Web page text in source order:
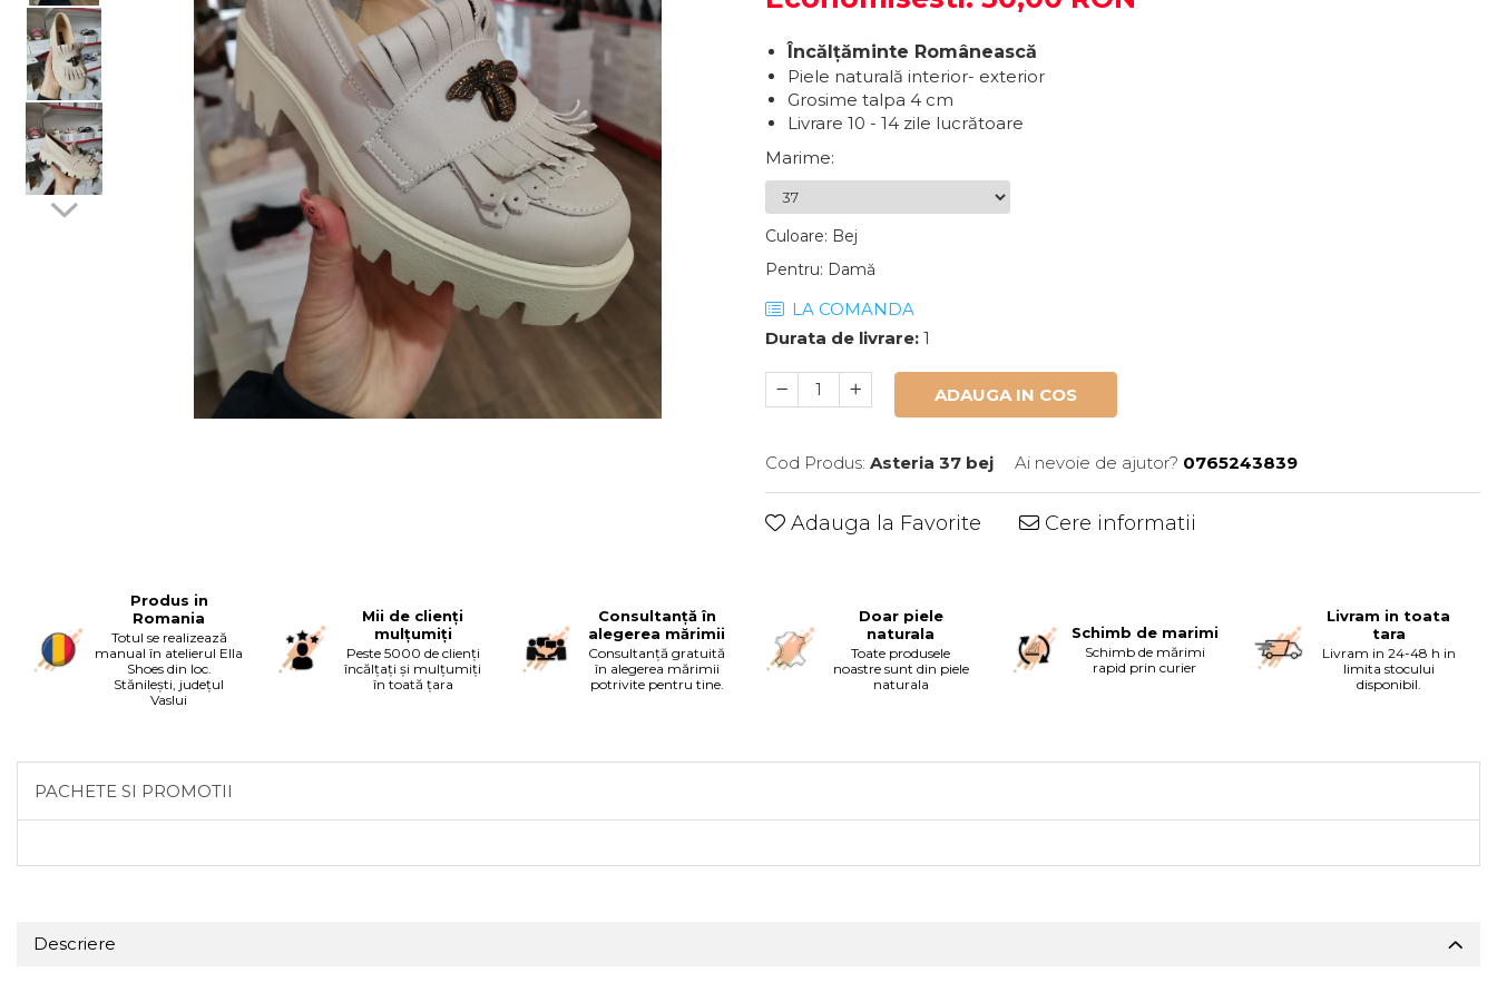
Încălțăminte Românească
Piele naturală interior- exterior
Grosime talpa 4 cm
Livrare 10 - 14 zile lucrătoare
Marime:
Culoare: Bej
Pentru: Damă
LA COMANDA
Durata de livrare: 1
ADAUGA IN COS
Cod Produs: Asteria 37 bej Ai nevoie de ajutor? 0765243839
Adauga la Favorite Cere informatii
Produs in
Romania
Totul se realizează
manual în atelierul Ella
Shoes din loc.
Stănilești, județul
Vaslui
Mii de clienți
mulțumiți
Peste 5000 de clienți
încălțați și mulțumiți
în toată țara
Consultanță în
alegerea mărimii
Consultanță gratuită
în alegerea mărimii
potrivite pentru tine.
Doar piele
naturala
Toate produsele
noastre sunt din piele
naturala
Schimb de marimi
Schimb de mărimi
rapid prin curier
Livram in toata
tara
Livram in 24-48 h in
limita stocului
disponibil.
PACHETE SI PROMOTII
Descriere